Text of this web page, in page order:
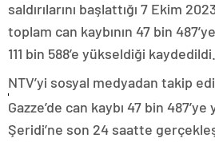
saldırılarını başlattığı 7 Ekim
toplam can kaybının 47 bin
111 bin 588’e yükseldiği kaydedildi.
NTV’yi sosyal medyadan takip
Gazze’de can kaybı 47 bin
Şeridi’ne son 24 saatte